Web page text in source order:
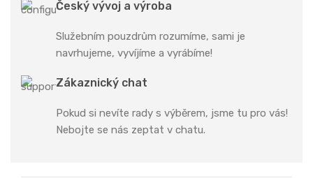
Český vývoj a výroba
Služebním pouzdrům rozumíme, sami je
navrhujeme, vyvíjíme a vyrábíme!
Zákaznický chat
Pokud si nevíte rady s výběrem, jsme tu pro vás!
Nebojte se nás zeptat v chatu.